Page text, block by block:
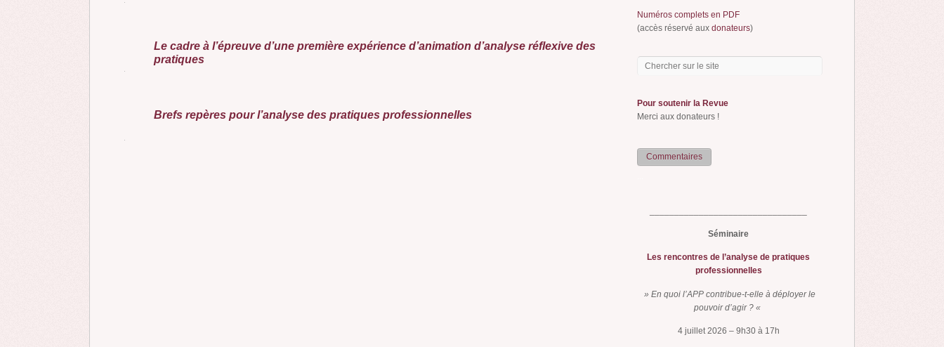
Le cadre à l’épreuve d’une première expérience d’animation d’analyse réflexive des
pratiques
Brefs repères pour l’analyse des pratiques professionnelles
Numéros complets en PDF
(accès réservé aux donateurs)
Pour soutenir la Revue
Merci aux donateurs !
Commentaires
Séminaire
Les rencontres de l’analyse de pratiques
professionnelles
» En quoi l’APP contribue-t-elle à déployer le
pouvoir d’agir ? «
4 juillet 2026 – 9h30 à 17h